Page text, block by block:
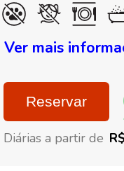
Ver mais
Reservar
Diárias a partir de